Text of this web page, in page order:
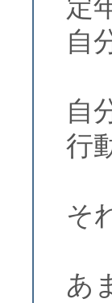
定
自
自
行
そ
あ